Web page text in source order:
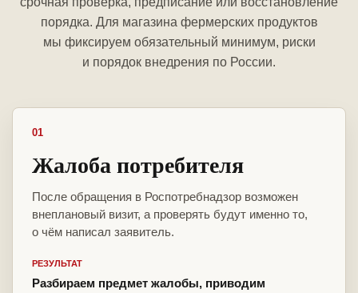
порядка. Для магазина фермерских продуктов
мы фиксируем обязательный минимум, риски
и порядок внедрения по России.
01
Жалоба потребителя
После обращения в Роспотребнадзор возможен
внеплановый визит, а проверять будут именно то,
о чём написал заявитель.
РЕЗУЛЬТАТ
Разбираем предмет жалобы, приводим